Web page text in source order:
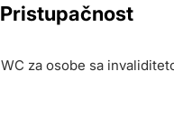
Pristupačnost
WC za osobe sa